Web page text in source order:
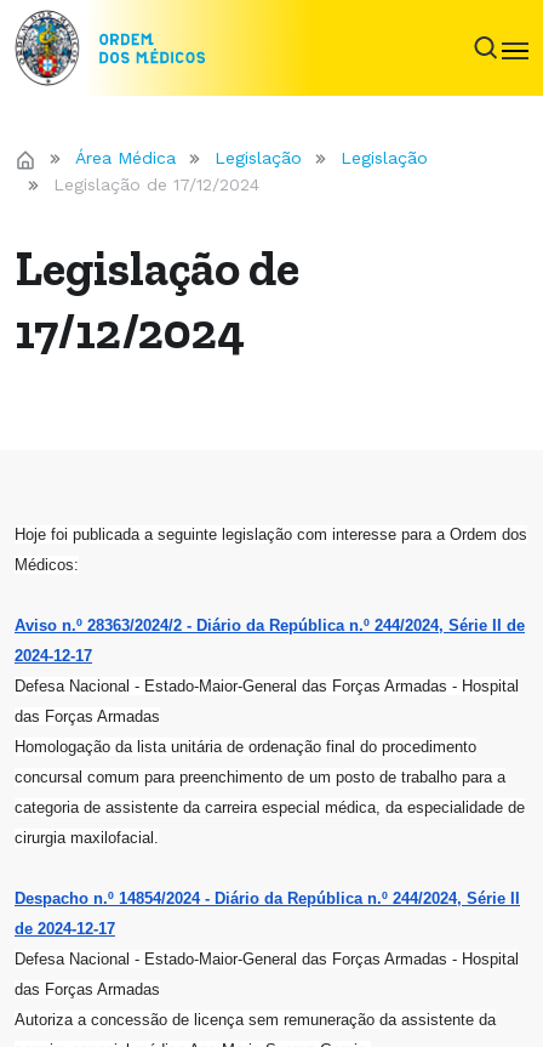
Área Médica Legislação
Legislação
Legislação de 17/12/2024
Legislação de
17/12/2024
Hoje foi publicada a seguinte legislação com interesse para a Ordem dos
Médicos:
Aviso n.º 28363/2024/2 - Diário da República n.º 244/2024, Série II de
2024-12-17
Defesa Nacional - Estado-Maior-General das Forças Armadas - Hospital
das Forças Armadas
Homologação da lista unitária de ordenação final do procedimento
concursal comum para preenchimento de um posto de trabalho para a
categoria de assistente da carreira especial médica, da especialidade de
cirurgia maxilofacial.
Despacho n.º 14854/2024 - Diário da República n.º 244/2024, Série II
de 2024-12-17
Defesa Nacional - Estado-Maior-General das Forças Armadas - Hospital
das Forças Armadas
Autoriza a concessão de licença sem remuneração da assistente da